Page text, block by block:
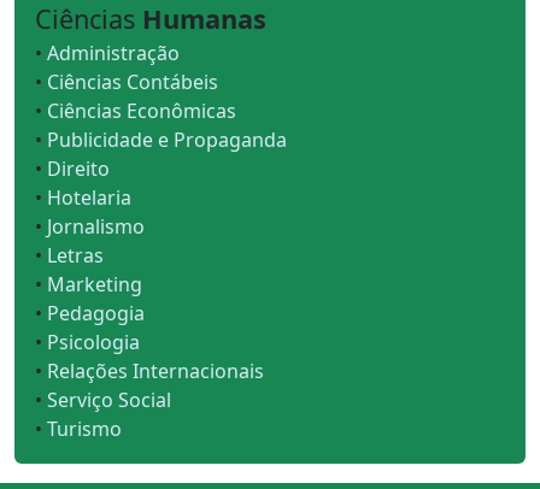
Ciências Humanas
• Administração
• Ciências Contábeis
• Ciências Econômicas
• Publicidade e Propaganda
• Direito
• Hotelaria
• Jornalismo
• Letras
• Marketing
• Pedagogia
• Psicologia
• Relações Internacionais
• Serviço Social
• Turismo